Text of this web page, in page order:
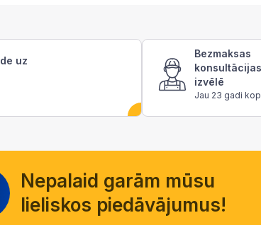
uz
Bezmaksas
izvēlē
Jau 23 gadi
Nepalaid garām mūsu
lieliskos piedāvājumus!